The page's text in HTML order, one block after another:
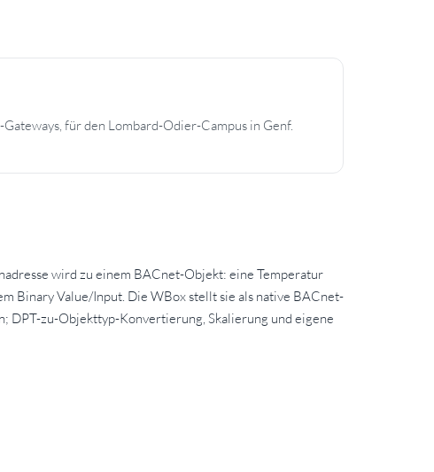
für den Lombard-Odier-Campus in Genf.
wird zu einem BACnet-Objekt: eine Temperatur
Binary Value/Input. Die WBox stellt sie als native BACnet-
DPT-zu-Objekttyp-Konvertierung, Skalierung und eigene